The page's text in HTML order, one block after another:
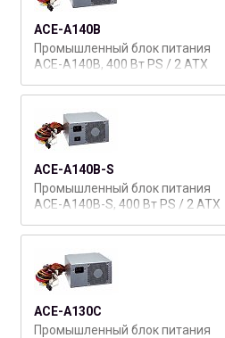
ACE-A140B
Промышленный блок питания
ACE-A140B, 400 Вт PS / 2 ATX
соответствует 80 plus (Gold)
ACE-A140B-S
Промышленный блок питания
ACE-A140B-S, 400 Вт PS / 2 ATX
соответствует 80 plus (Gold)
ACE-A130C
Промышленный блок питания